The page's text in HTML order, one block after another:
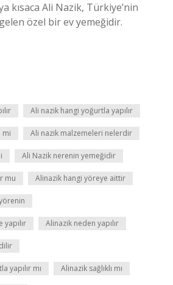
kısaca Ali Nazik, Türkiye’nin
özel bir ev yemeğidir.
Ali nazik hangi yoğurtla yapılır
mi Ali nazik malzemeleri nelerdir
Ali Nazik nerenin yemeğidir
mu Alinazik hangi yöreye aittir
yapılır Alinazik neden yapılır
yapılır mı Alinazik sağlıklı mı